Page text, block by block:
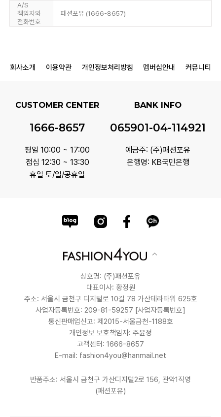
A/S
책임자와
전화번호
패션포유 (1666-8657)
회사소개 이용약관 개인정보처리방침 멤버십안내 커뮤니티
CUSTOMER CENTER
1666-8657
평일 10:00 ~ 17:00
점심 12:30 ~ 13:30
휴일 토/일/공휴일
BANK INFO
065901-04-114921
예금주: (주)패션포유
은행명: KB국민은행
상호명: (주)패션포유
대표이사: 황정원
주소: 서울시 금천구 디지털로 10길 78 가산테라타워 625호
사업자등록번호: 209-81-59257 [사업자등록번호]
통신판매업신고: 제2015-서울금천-1188호
개인정보 보호책임자: 주윤정
고객센터: 1666-8657
E-mail: fashion4you@hanmail.net
반품주소: 서울시 금천구 가산디지털2로 156, 관악1직영
(패션포유)